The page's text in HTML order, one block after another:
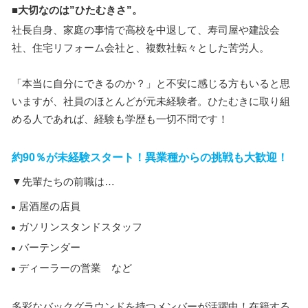
■大切なのは”ひたむきさ”。
社長自身、家庭の事情で高校を中退して、寿司屋や建設会
社、住宅リフォーム会社と、複数社転々とした苦労人。
「本当に自分にできるのか？」と不安に感じる方もいると思
いますが、社員のほとんどが元未経験者。ひたむきに取り組
める人であれば、経験も学歴も一切不問です！
約90％が未経験スタート！異業種からの挑戦も大歓迎！
▼先輩たちの前職は…
居酒屋の店員
ガソリンスタンドスタッフ
バーテンダー
ディーラーの営業 など